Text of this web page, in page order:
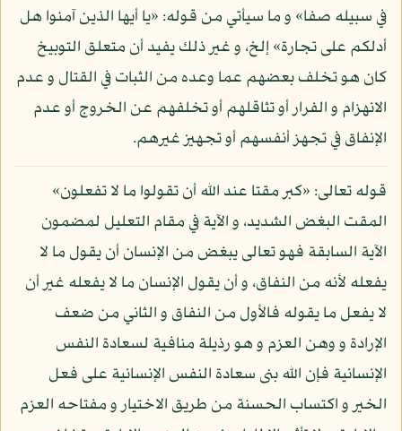
في سبيله صفا» و ما سيأتي من قوله: «يا أيها الذين آمنوا هل
أدلكم على تجارة» إلخ، و غير ذلك يفيد أن متعلق التوبيخ
كان هو تخلف بعضهم عما وعده من الثبات في القتال و عدم
الانهزام و الفرار أو تثاقلهم أو تخلفهم عن الخروج أو عدم
الإنفاق في تجهز أنفسهم أو تجهيز غيرهم.
قوله تعالى: «كبر مقتا عند الله أن تقولوا ما لا تفعلون»
المقت البغض الشديد، و الآية في مقام التعليل لمضمون
الآية السابقة فهو تعالى يبغض من الإنسان أن يقول ما لا
يفعله لأنه من النفاق، و أن يقول الإنسان ما لا يفعله غير أن
لا يفعل ما يقوله فالأول من النفاق و الثاني من ضعف
الإرادة و وهن العزم و هو رذيلة منافية لسعادة النفس
الإنسانية فإن الله بنى سعادة النفس الإنسانية على فعل
الخير و اكتساب الحسنة من طريق الاختيار و مفتاحه العزم